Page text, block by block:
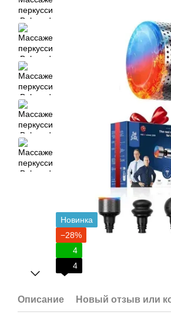
Новинка
−28%
4
4
Описание Новый отзыв или